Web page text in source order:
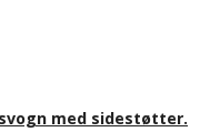
med sidestøtter.